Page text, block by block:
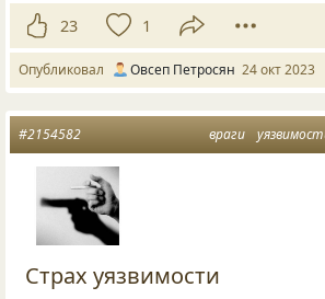
23 1
Опубликовал Овсеп Петросян 24 окт 2023
враги
#2154582
Страх уязвимости